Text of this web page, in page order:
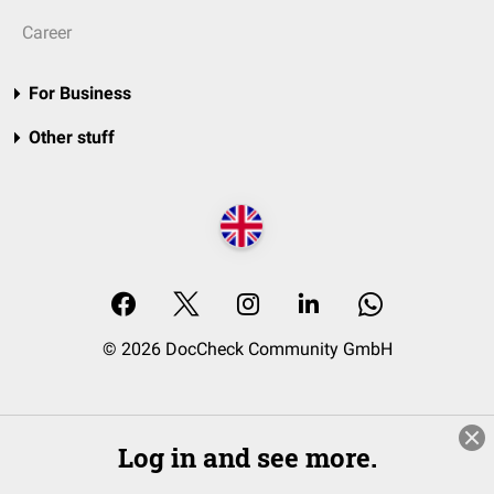
Career
For Business
Other stuff
© 2026 DocCheck Community GmbH
Log in and see more.